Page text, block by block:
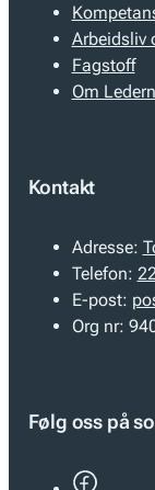
Arbeidsliv
Fagstoff
Om
Kontakt
Adresse:
Telefon:
E-post:
Org nr:
Følg oss på